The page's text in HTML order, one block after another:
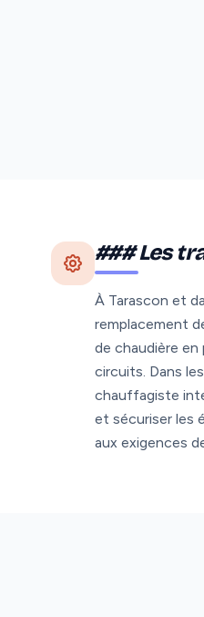
### Les
À Tarascon et
remplacement
de chaudière en
circuits. Dans
chauffagiste
et sécuriser les
aux exigences